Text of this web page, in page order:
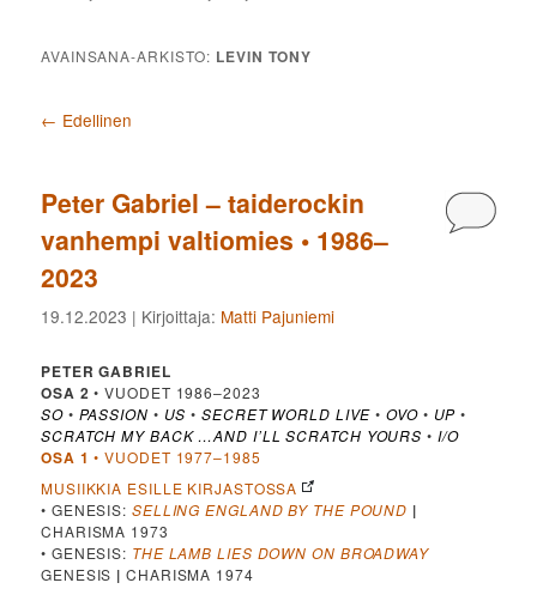
AVAINSANA-ARKISTO: LEVIN TONY
Artikkelien selaus
← Edellinen
Peter Gabriel – taiderockin
vanhempi valtiomies • 1986–
2023
19.12.2023 | Kirjoittaja: Matti Pajuniemi
PETER GABRIEL
OSA 2• VUODET 1986–2023
SO• PASSION • US •SECRET WORLD LIVE •OVO• UP •
SCRATCH MY BACK …AND I’LL SCRATCH YOURS • I/O
OSA 1 • VUODET 1977–1985
MUSIIKKIA ESILLE KIRJASTOSSA
• GENESIS: SELLING ENGLAND BY THE POUND |
CHARISMA 1973
• GENESIS: THE LAMB LIES DOWN ON BROADWAY
GENESIS | CHARISMA 1974